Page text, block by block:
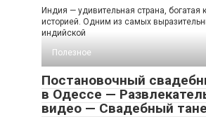
Индия — удивительная страна, богатая
историей. Одним из самых
индийской
Полезное
Постановочный
в Одессе —
видео — Свадебный